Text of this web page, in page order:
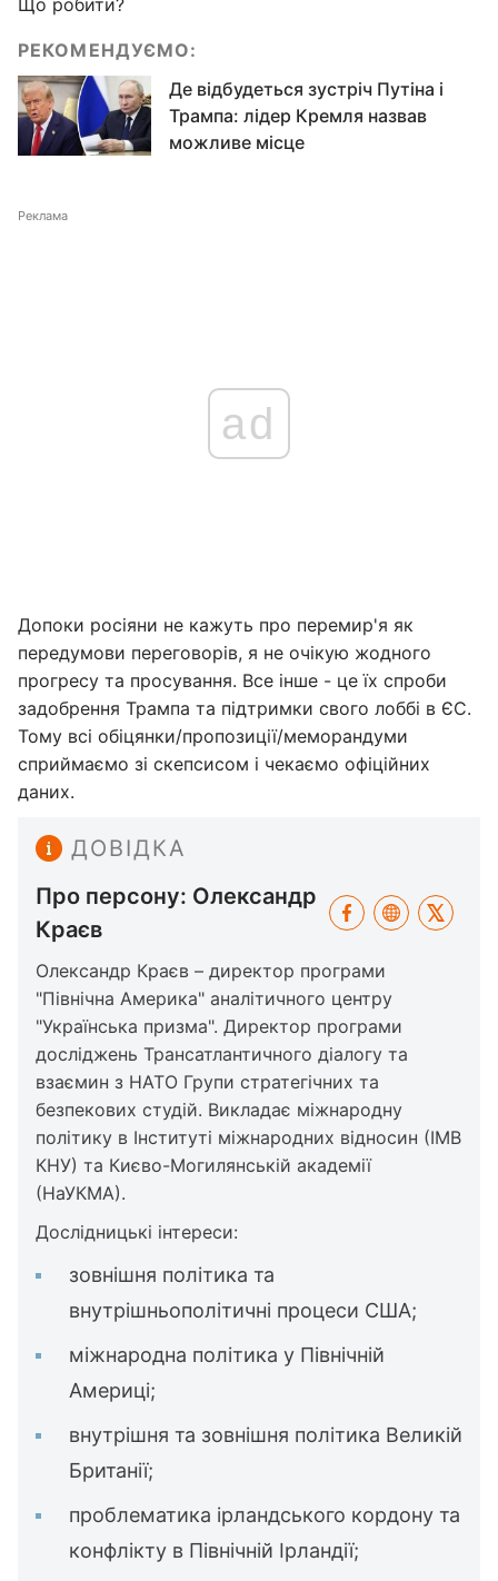
Що робити?
РЕКОМЕНДУЄМО:
Де відбудеться зустріч Путіна і
Трампа: лідер Кремля назвав
можливе місце
Реклама
ad
Допоки росіяни не кажуть про перемир'я як
передумови переговорів, я не очікую жодного
прогресу та просування. Все інше - це їх спроби
задобрення Трампа та підтримки свого лоббі в ЄС.
Тому всі обіцянки/пропозиції/меморандуми
сприймаємо зі скепсисом і чекаємо офіційних
даних.
ДОВІДКА
Про персону: Олександр
Краєв
Олександр Краєв – директор програми
"Північна Америка" аналітичного центру
"Українська призма". Директор програми
досліджень Трансатлантичного діалогу та
взаємин з НАТО Групи стратегічних та
безпекових студій. Викладає міжнародну
політику в Інституті міжнародних відносин (ІМВ
КНУ) та Києво-Могилянській академії
(НаУКМА).
Дослідницькі інтереси:
зовнішня політика та
внутрішньополітичні процеси США;
міжнародна політика у Північній
Америці;
внутрішня та зовнішня політика Великій
Британії;
проблематика ірландського кордону та
конфлікту в Північній Ірландії;